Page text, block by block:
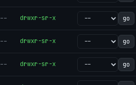
-- drwxr-sr-x go
-- drwxr-sr-x go
-- drwxr-sr-x go